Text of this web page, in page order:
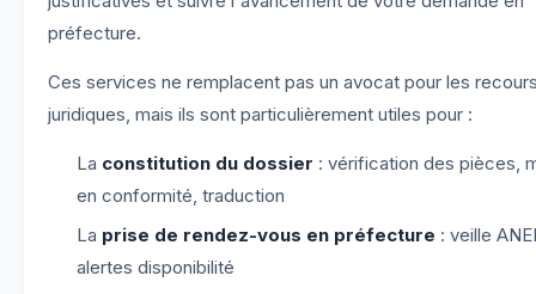
préfecture.
Ces services ne remplacent pas un avocat pour les
juridiques, mais ils sont particulièrement utiles pour :
La constitution du dossier : vérification des pièces,
en conformité, traduction
La prise de rendez-vous en préfecture : veille
alertes disponibilité